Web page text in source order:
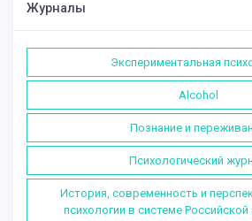
Журналы
Экспериментальная
Alcohol
Познание и
Психологический
История, современность и
психологии в системе Российской